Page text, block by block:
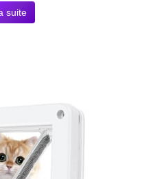
sortir librement.
votre animal.
x 5,5 cm (L x H x P)
(L x H)
tour de taille inférieur à 60 cm
suite